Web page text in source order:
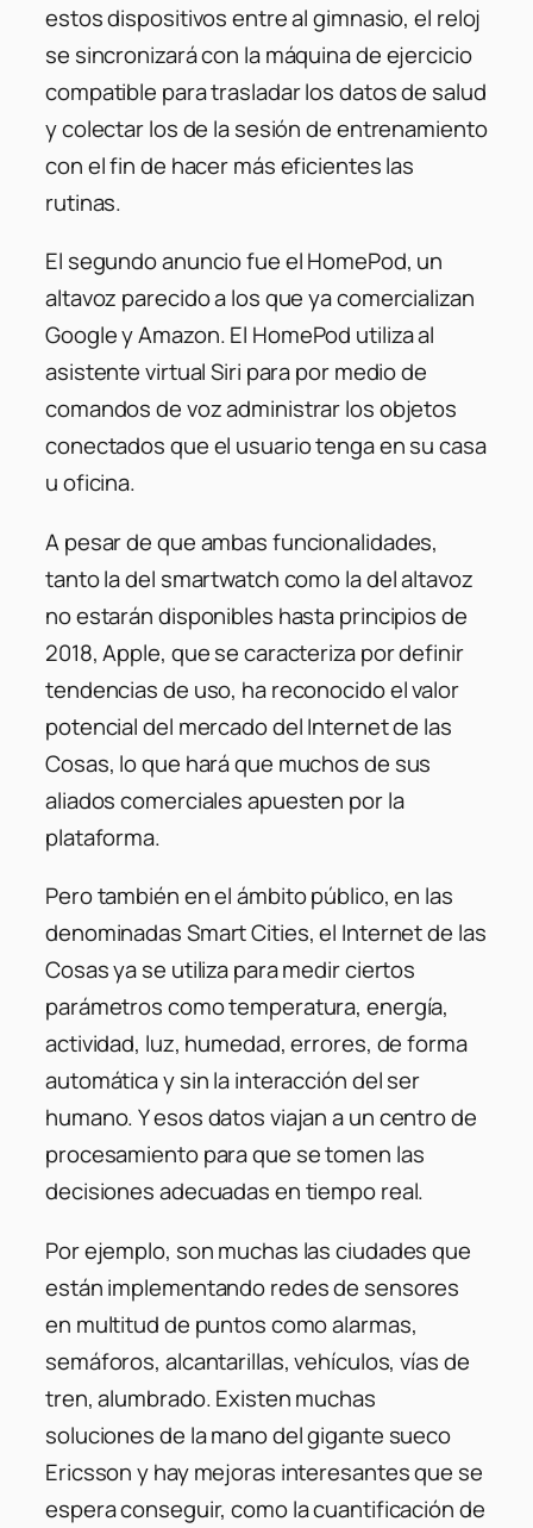
estos dispositivos entre al gimnasio, el reloj
se sincronizará con la máquina de ejercicio
compatible para trasladar los datos de salud
y colectar los de la sesión de entrenamiento
con el fin de hacer más eficientes las
rutinas.
El segundo anuncio fue el HomePod, un
altavoz parecido a los que ya comercializan
Google y Amazon. El HomePod utiliza al
asistente virtual Siri para por medio de
comandos de voz administrar los objetos
conectados que el usuario tenga en su casa
u oficina.
A pesar de que ambas funcionalidades,
tanto la del smartwatch como la del altavoz
no estarán disponibles hasta principios de
2018, Apple, que se caracteriza por definir
tendencias de uso, ha reconocido el valor
potencial del mercado del Internet de las
Cosas, lo que hará que muchos de sus
aliados comerciales apuesten por la
plataforma.
Pero también en el ámbito público, en las
denominadas Smart Cities, el Internet de las
Cosas ya se utiliza para medir ciertos
parámetros como temperatura, energía,
actividad, luz, humedad, errores, de forma
automática y sin la interacción del ser
humano. Y esos datos viajan a un centro de
procesamiento para que se tomen las
decisiones adecuadas en tiempo real.
Por ejemplo, son muchas las ciudades que
están implementando redes de sensores
en multitud de puntos como alarmas,
semáforos, alcantarillas, vehículos, vías de
tren, alumbrado. Existen muchas
soluciones de la mano del gigante sueco
Ericsson y hay mejoras interesantes que se
espera conseguir, como la cuantificación de